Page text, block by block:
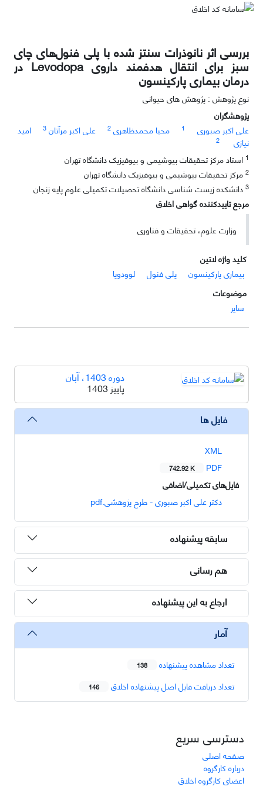
بررسی اثر نانوذرات سنتز شده با پلی فنول‌های چای
سبز برای انتقال هدفمند داروی Levodopa در
درمان بیماری پارکینسون
نوع پژوهش : پژوهش های حیوانی
پژوهشگران
علی اکبر صبوری
1 محیا محمدظاهری 2 علی اکبر مرآتان 3
امید
نیازی
2
1 استاد مرکز تحقیقات بیوشیمی و بیوفیزیک دانشگاه تهران
2 مرکز تحقیقات بیوشیمی و بیوفیزیک دانشگاه تهران
3 دانشکده زیست شناسی دانشگاه تحصیلات تکمیلی علوم پایه زنجان
مرجع تاییدکننده گواهی اخلاق
وزارت علوم، تحقیقات و فناوری
کلید واژه لاتین
بیماری پارکینسون
پلی فنول
لوودوپا
موضوعات
سایر
دوره 1403، آبان
پاییز 1403
فایل ها
XML
PDF
742.92 K
فایل‌های تکمیلی/اضافی
دکتر علی اکبر صبوری - طرح پژوهشی.pdf
سابقه پیشنهاده
هم رسانی
ارجاع به این پیشنهاده
آمار
تعداد مشاهده پیشنهاده 138
تعداد دریافت فایل اصل پیشنهاده اخلاق 146
دسترسی سریع
صفحه اصلی
درباره کارگروه
اعضای کارگروه اخلاق